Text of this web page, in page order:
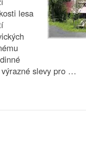
lesa
výrazné slevy pro …